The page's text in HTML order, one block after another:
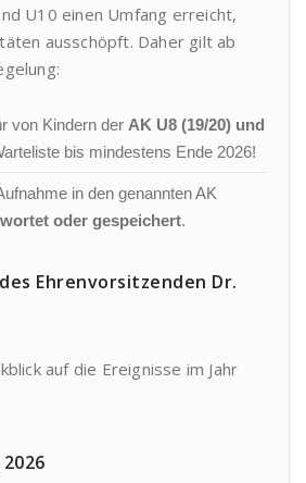
U10 einen Umfang erreicht,
ausschöpft. Daher gilt ab
von Kindern der AK U8 (19/20) und
bis mindestens Ende 2026!
in den genannten AK
oder gespeichert.
Ehrenvorsitzenden Dr.
auf die Ereignisse im Jahr